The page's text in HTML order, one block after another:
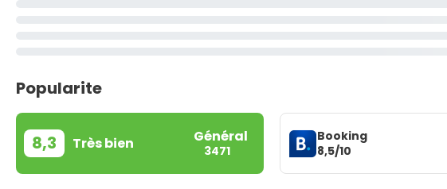
Popularite
8,3 Très bien Général
3471
Booking
8,5/10